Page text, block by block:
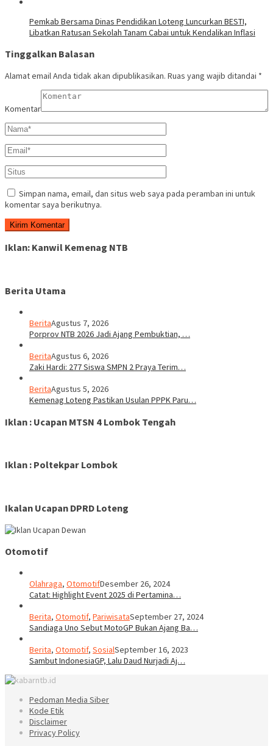
Pemkab Bersama Dinas Pendidikan Loteng Luncurkan BESTI,
Libatkan Ratusan Sekolah Tanam Cabai untuk Kendalikan Inflasi
Tinggalkan Balasan
Alamat email Anda tidak akan dipublikasikan. Ruas yang wajib ditandai *
Komentar
Simpan nama, email, dan situs web saya pada peramban ini untuk
komentar saya berikutnya.
Iklan: Kanwil Kemenag NTB
Berita Utama
BeritaAgustus 7, 2026
Porprov NTB 2026 Jadi Ajang Pembuktian, …
BeritaAgustus 6, 2026
Zaki Hardi: 277 Siswa SMPN 2 Praya Terim…
BeritaAgustus 5, 2026
Kemenag Loteng Pastikan Usulan PPPK Paru…
Iklan : Ucapan MTSN 4 Lombok Tengah
Iklan : Poltekpar Lombok
Ikalan Ucapan DPRD Loteng
Otomotif
Olahraga, OtomotifDesember 26, 2024
Catat: Highlight Event 2025 di Pertamina…
Berita, Otomotif, PariwisataSeptember 27, 2024
Sandiaga Uno Sebut MotoGP Bukan Ajang Ba…
Berita, Otomotif, SosialSeptember 16, 2023
Sambut IndonesiaGP, Lalu Daud Nurjadi Aj…
Pedoman Media Siber
Kode Etik
Disclaimer
Privacy Policy